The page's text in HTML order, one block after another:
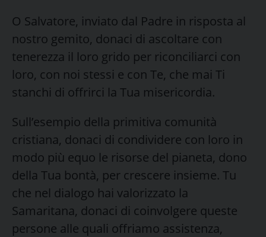
O Salvatore, inviato dal Padre in risposta al
nostro gemito, donaci di ascoltare con
tenerezza il loro grido per riconciliarci con
loro, con noi stessi e con Te, che mai Ti
stanchi di offrirci la Tua misericordia.
Sull’esempio della primitiva comunità
cristiana, donaci di condividere con loro in
modo più equo le risorse del pianeta, dono
della Tua bontà, per crescere insieme. Tu
che nel dialogo hai valorizzato la
Samaritana, donaci di coinvolgere queste
persone alle quali offriamo assistenza,